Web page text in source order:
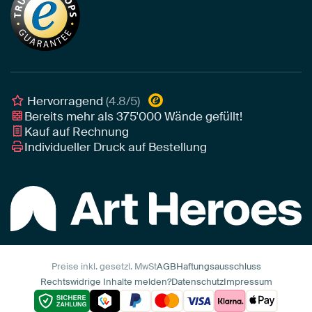
Tapete
Leinwand
Leinwand für draußen
Akustik-Tipps
Tipps von unseren Botschaftern
Individuelle Einrichtungsberatung
Unser Team
Botschafter
Awards und Preise
Art Heroes App
Hervorragend(4.8/5)
Bereits mehr als375'000Wände gefüllt!
Kauf auf Rechnung
Individueller Druck auf Bestellung
Preise inkl. gesetzl. MwStAGBHaftungsausschluss
Rechtswidrige Inhalte melden?DatenschutzImpressum